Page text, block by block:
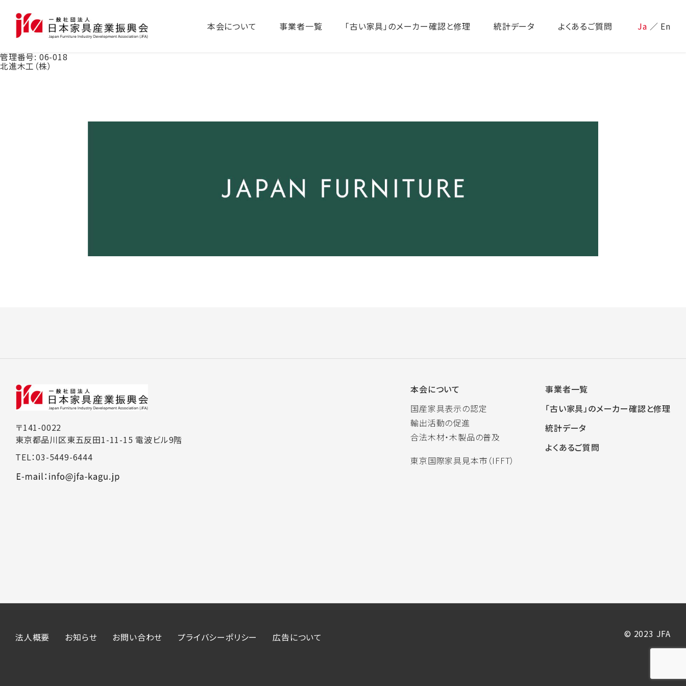
本会について 事業者一覧 「古い家具」のメーカー確認と修理 統計データ よくあるご質問 Ja ／ En
管理番号: 06-018
北進木工（株）
〒141-0022
東京都品川区東五反田1-11-15 電波ビル9階
TEL：03-5449-6444
本会について
国産家具表示の認定
輸出活動の促進
合法木材・木製品の普及
東京国際家具見本市（IFFT）
事業者一覧
「古い家具」のメーカー確認と修理
統計データ
よくあるご質問
法人概要 お知らせ お問い合わせ プライバシーポリシー 広告について © 2023 JFA